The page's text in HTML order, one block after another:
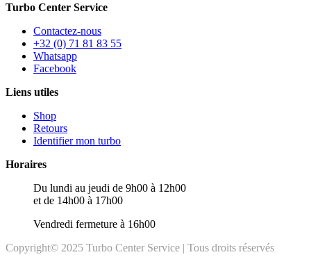
Turbo Center Service
Contactez-nous
+32 (0) 71 81 83 55
Whatsapp
Facebook
Liens utiles
Shop
Retours
Identifier mon turbo
Horaires
Du lundi au jeudi de 9h00 à 12h00
et de 14h00 à 17h00
Vendredi fermeture à 16h00
Copyright© 2025 Turbo Center Service | Tous droits réservés